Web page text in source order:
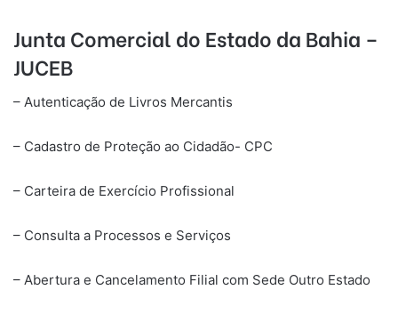
Junta Comercial do Estado da Bahia –
JUCEB
– Autenticação de Livros Mercantis
– Cadastro de Proteção ao Cidadão- CPC
– Carteira de Exercício Profissional
– Consulta a Processos e Serviços
– Abertura e Cancelamento Filial com Sede Outro Estado